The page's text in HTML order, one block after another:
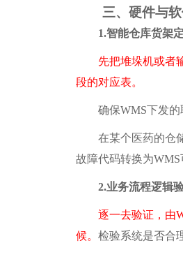
三、硬件与软
1.智能仓库货架定
先把堆垛机或者
段的对应表。
确保WMS下发的取
在某个医药的仓储
故障代码转换为
2.业务流程逻辑
逐一去验证，由
候。 检验系统是否合